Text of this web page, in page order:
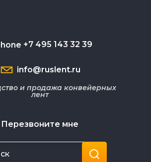
+7 495 143 32 39
info@ruslent.ru
Перезвоните мне
и продажа конвейерных
лент